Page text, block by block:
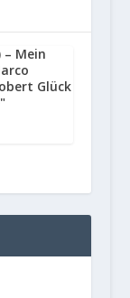
– Mein
Glück